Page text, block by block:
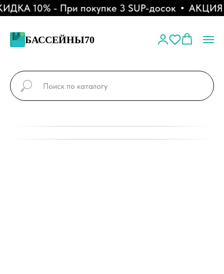
10% - При покупке 3 SUP-досок АКЦИЯ -
БАССЕЙНЫ70